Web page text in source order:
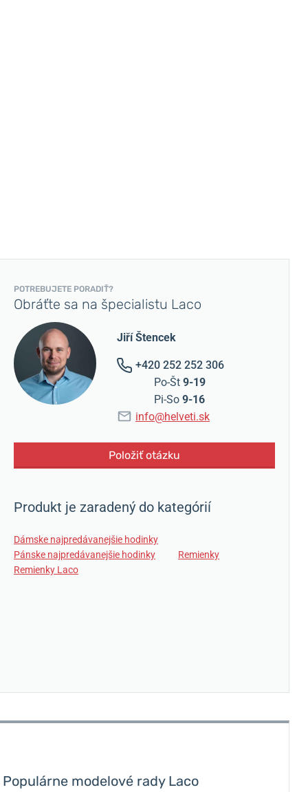
POTREBUJETE PORADIŤ?
Obráťte sa na špecialistu Laco
Jiří Štencek
+420 252 252 306
Po-Št 9-19
Pi-So 9-16
info@helveti.sk
Položiť otázku
Produkt je zaradený do kategórií
Dámske najpredávanejšie hodinky
Pánske najpredávanejšie hodinky
Remienky
Remienky Laco
Populárne modelové rady Laco